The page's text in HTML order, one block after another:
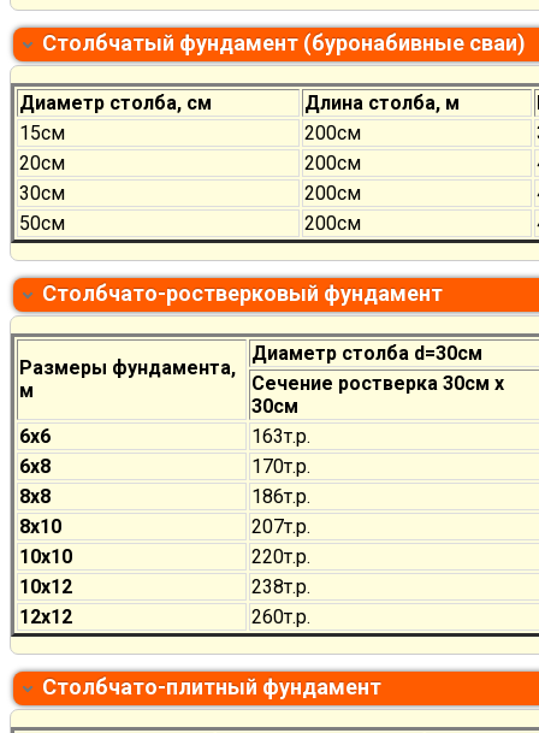
Столбчатый фундамент (буронабивные сваи)
Диаметр столба, см Длина столба, м
15см
200см
20см
200см
30см
200см
50см
200см
Столбчато-ростверковый фундамент
Размеры фундамента,
м
Диаметр столба d=30см
Сечение ростверка 30см х
30см
6х6
163т.р.
6х8
170т.р.
8х8
186т.р.
8х10
207т.р.
10х10
220т.р.
10х12
238т.р.
12х12
260т.р.
Столбчато-плитный фундамент